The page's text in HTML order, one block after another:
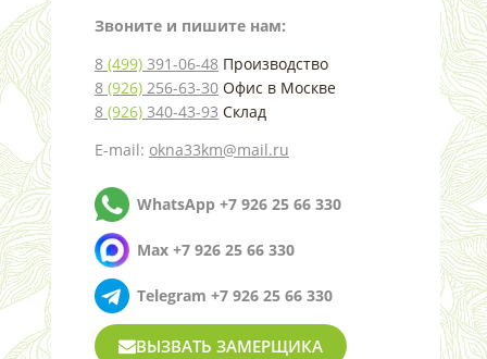
Звоните и пишите нам:
8 (499) 391-06-48 Производство
8 (926) 256-63-30 Офис в Москве
8 (926) 340-43-93 Склад
E-mail: okna33km@mail.ru
WhatsApp +7 926 25 66 330
Max +7 926 25 66 330
Telegram +7 926 25 66 330
ВЫЗВАТЬ ЗАМЕРЩИКА